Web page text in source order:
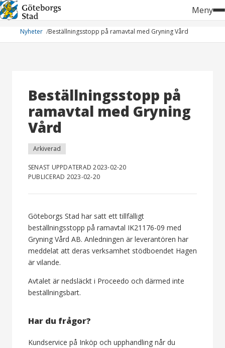
Hoppa
till
innehåll
Meny
Nyheter Beställningsstopp på ramavtal med Gryning Vård
Beställningsstopp på
ramavtal med Gryning
Vård
Arkiverad
SENAST UPPDATERAD 2023-02-20
PUBLICERAD 2023-02-20
Göteborgs Stad har satt ett tillfälligt
beställningsstopp på ramavtal IK21176-09 med
Gryning Vård AB. Anledningen är leverantören har
meddelat att deras verksamhet stödboendet Hagen
är vilande.
Avtalet är nedsläckt i Proceedo och därmed inte
beställningsbart.
Har du frågor?
Kundservice på Inköp och upphandling når du